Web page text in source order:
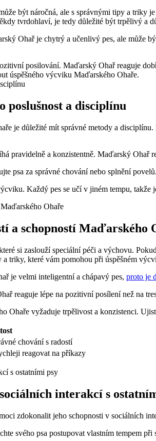
být náročná, ale s správnými tipy a triky
tvrdohlaví, je tedy důležité být trpělivý a
Ohař je chytrý a učenlivý pes, ale může
posilování. Maďarský Ohař reaguje
úspěšného výcviku Maďarského Ohaře.
a disciplínu
je důležité mít správné metody a
pravidelně a konzistentně. Maďarský Ohař
psa za správné chování nebo splnění
Každý pes se učí v jiném tempu, takže
a schopností Maďarského
si zaslouží speciální péči a výchovu.
triky, které vám pomohou při úspěšném
je velmi inteligentní a chápavý pes, proto je
reaguje lépe na pozitivní posílení než na
Ohaře vyžaduje trpělivost a konzistenci.
chování s radostí
reagovat na příkazy
interakcí s
zdokonalit jeho schopnosti v sociálních
svého psa postupovat vlastním tempem